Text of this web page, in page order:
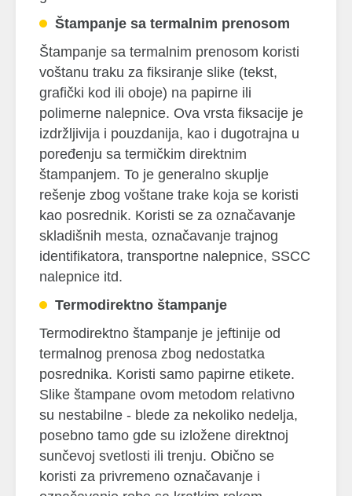
Štampanje sa termalnim prenosom
Štampanje sa termalnim prenosom koristi
voštanu traku za fiksiranje slike (tekst,
grafički kod ili oboje) na papirne ili
polimerne nalepnice. Ova vrsta fiksacije je
izdržljivija i pouzdanija, kao i dugotrajna u
poređenju sa termičkim direktnim
štampanjem. To je generalno skuplje
rešenje zbog voštane trake koja se koristi
kao posrednik. Koristi se za označavanje
skladišnih mesta, označavanje trajnog
identifikatora, transportne nalepnice, SSCC
nalepnice itd.
Termodirektno štampanje
Termodirektno štampanje je jeftinije od
termalnog prenosa zbog nedostatka
posrednika. Koristi samo papirne etikete.
Slike štampane ovom metodom relativno
su nestabilne - blede za nekoliko nedelja,
posebno tamo gde su izložene direktnoj
sunčevoj svetlosti ili trenju. Obično se
koristi za privremeno označavanje i